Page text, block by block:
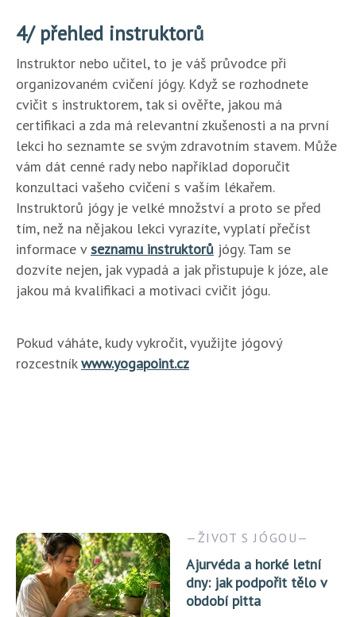
4/ přehled instruktorů
Instruktor nebo učitel, to je váš průvodce při
organizovaném cvičení jógy. Když se rozhodnete
cvičit s instruktorem, tak si ověřte, jakou má
certifikaci a zda má relevantní zkušenosti a na první
lekci ho seznamte se svým zdravotním stavem. Může
vám dát cenné rady nebo například doporučit
konzultaci vašeho cvičení s vaším lékařem.
Instruktorů jógy je velké množství a proto se před
tím, než na nějakou lekci vyrazíte, vyplatí přečíst
informace vseznamu instruktorů jógy. Tam se
dozvíte nejen, jak vypadá a jak přistupuje k józe, ale
jakou má kvalifikaci a motivaci cvičit jógu.
Pokud váháte, kudy vykročit, využijte jógový
rozcestníkwww.yogapoint.cz
ŽIVOT S JÓGOU
Ajurvéda a horké letní
dny: jak podpořit tělo v
období pitta